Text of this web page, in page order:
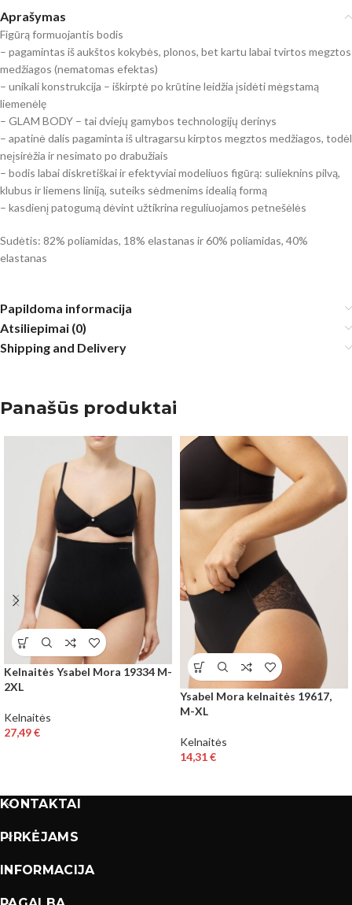
Aprašymas
Figūrą formuojantis bodis
– pagamintas iš aukštos kokybės, plonos, bet kartu labai tvirtos megztos
medžiagos (nematomas efektas)
– unikali konstrukcija – iškirptė po krūtine leidžia įsidėti mėgstamą
liemenėlę
– GLAM BODY – tai dviejų gamybos technologijų derinys
– apatinė dalis pagaminta iš ultragarsu kirptos megztos medžiagos, todėl
neįsirėžia ir nesimato po drabužiais
– bodis labai diskretiškai ir efektyviai modeliuos figūrą: sulieknins pilvą,
klubus ir liemens liniją, suteiks sėdmenims idealią formą
– kasdienį patogumą dėvint užtikrina reguliuojamos petnešėlės
Sudėtis: 82% poliamidas, 18% elastanas ir 60% poliamidas, 40%
elastanas
Papildoma informacija
Atsiliepimai (0)
Shipping and Delivery
Panašūs produktai
Kelnaitės Ysabel Mora 19334 M-
2XL
Kelnaitės
27,49€
Ysabel Mora kelnaitės 19617,
M-XL
Kelnaitės
14,31€
KONTAKTAI
PIRKĖJAMS
INFORMACIJA